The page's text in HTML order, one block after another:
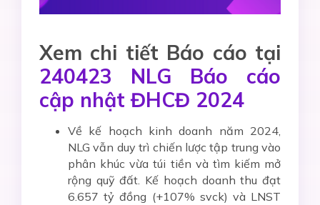
Xem chi tiết Báo cáo tại
240423 NLG Báo cáo
cập nhật ĐHCĐ 2024
Về kế hoạch kinh doanh năm 2024,
NLG vẫn duy trì chiến lược tập trung vào
phân khúc vừa túi tiền và tìm kiếm mở
rộng quỹ đất. Kế hoạch doanh thu đạt
6.657 tỷ đồng (+107% svck) và LNST